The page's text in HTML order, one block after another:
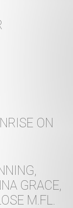
ON
GRACE,
M.FL.